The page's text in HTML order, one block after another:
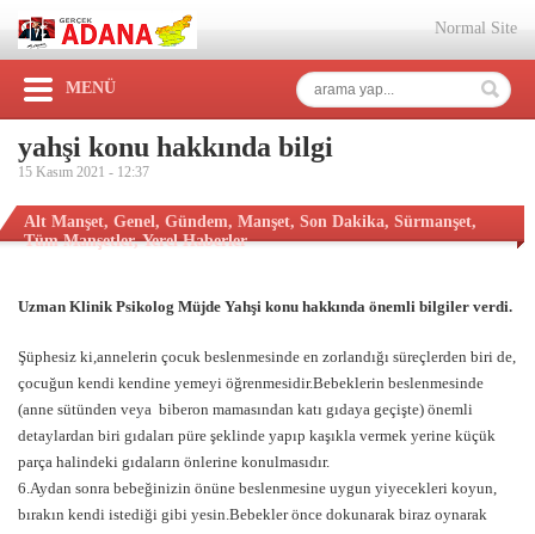
Normal Site
MENÜ
yahşi konu hakkında bilgi
15 Kasım 2021 - 12:37
Alt Manşet, Genel, Gündem, Manşet, Son Dakika, Sürmanşet,
Tüm Manşetler,Yerel Haberler
Uzman Klinik Psikolog Müjde Yahşi konu hakkında önemli bilgiler verdi.
Şüphesiz ki,annelerin çocuk beslenmesinde en zorlandığı süreçlerden biri de,
çocuğun kendi kendine yemeyi öğrenmesidir.Bebeklerin beslenmesinde
(anne sütünden veya biberon mamasından katı gıdaya geçişte) önemli
detaylardan biri gıdaları püre şeklinde yapıp kaşıkla vermek yerine küçük
parça halindeki gıdaların önlerine konulmasıdır.
6.Aydan sonra bebeğinizin önüne beslenmesine uygun yiyecekleri koyun,
bırakın kendi istediği gibi yesin.Bebekler önce dokunarak biraz oynarak